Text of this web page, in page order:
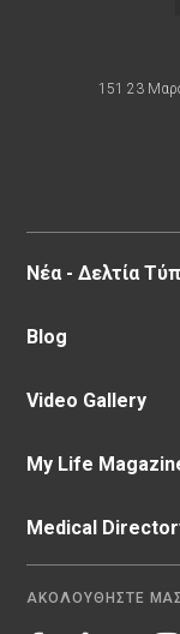
151 23
Νέα - Δελτία
Blog
Video Gallery
My Life
Medical
ΑΚΟΛΟΥΘΗΣΤΕ ΜΑΣ